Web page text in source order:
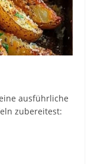
ausführliche
zubereitest: